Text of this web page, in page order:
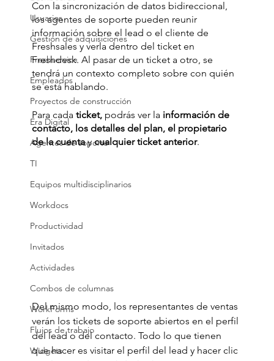
Usuarios
Gestión de adquisiciones
Freshservice
Empleados
Proyectos de construcción
Era Digital
Agentes de soporte
TI
Equipos multidisciplinarios
Workdocs
Productividad
Invitados
Actividades
Combos de columnas
WorkForms
Flujos de trabajo
Widgets
Con la sincronización de datos bidireccional,
los agentes de soporte pueden reunir
información sobre el lead o el cliente de
Freshsales y verla dentro del ticket en
Freshdesk. Al pasar de un ticket a otro, se
tendrá un contexto completo sobre con quién
se está hablando.
Para cada ticket, podrás ver la información de
contacto, los detalles del plan, el propietario
de la cuenta y cualquier ticket anterior.
Del mismo modo, los representantes de ventas
verán los tickets de soporte abiertos en el perfil
del lead o del contacto. Todo lo que tienen
que hacer es visitar el perfil del lead y hacer clic